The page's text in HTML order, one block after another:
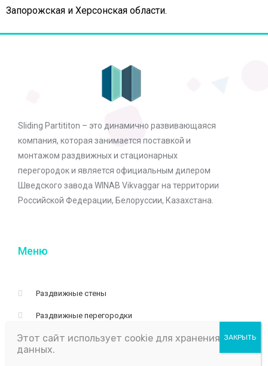
Запорожская и Херсонская области.
Sliding Partititon – это динамично развивающаяся
компания, которая занимается поставкой и
монтажом раздвижных и стационарных
перегородок и является официальным дилером
Шведского завода WINAB Vikvaggar на территории
Российской Федерации, Белоруссии, Казахстана.
Меню
Раздвижные стены
Раздвижные перегородки
Раздвижные перегородки
АНТЕЙ
Этот сайт использует cookie для хранения
данных.